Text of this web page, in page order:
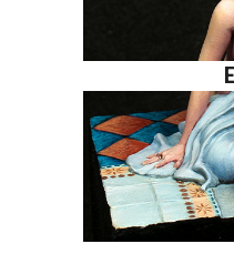
Le niveau
pour une
figurine